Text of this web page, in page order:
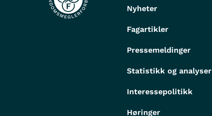
Nyheter
Fagartikler
Pressemeldinger
Statistikk og analyser
Interessepolitikk
Høringer